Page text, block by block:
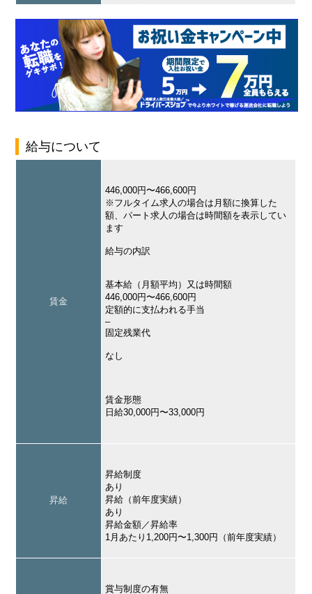
給与について
賃金
446,000円〜466,600円
※フルタイム求人の場合は月額に換算した
額、パート求人の場合は時間額を表示してい
ます
給与の内訳
基本給（月額平均）又は時間額
446,000円〜466,600円
定額的に支払われる手当
–
固定残業代
なし
賃金形態
日給30,000円〜33,000円
昇給
昇給制度
あり
昇給（前年度実績）
あり
昇給金額／昇給率
1月あたり1,200円〜1,300円（前年度実績）
賞与制度の有無